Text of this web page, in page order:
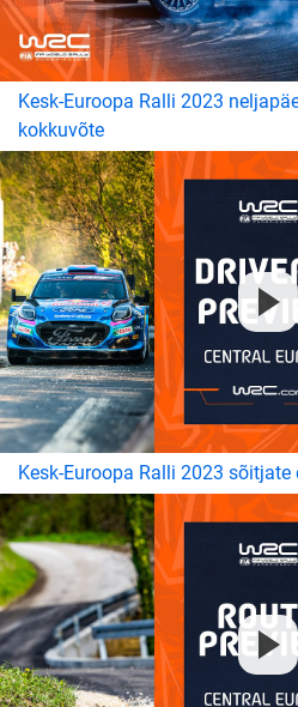
Kesk-Euroopa Ralli 2023
kokkuvõte
Kesk-Euroopa Ralli 2023 sõitjate